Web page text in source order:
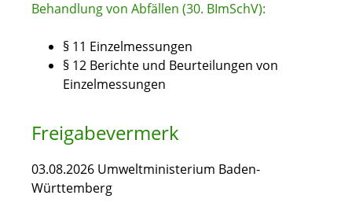
Behandlung von Abfällen (30. BImSchV):
§ 11 Einzelmessungen
§ 12 Berichte und Beurteilungen von
Einzelmessungen
Freigabevermerk
03.08.2026 Umweltministerium Baden-
Württemberg